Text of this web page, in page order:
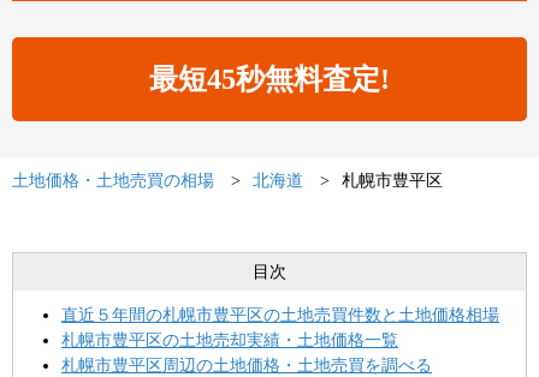
土地価格・土地売買の相場 北海道 札幌市豊平区
目次
直近５年間の札幌市豊平区の土地売買件数と土地価格相場
札幌市豊平区の土地売却実績・土地価格一覧
札幌市豊平区周辺の土地価格・土地売買を調べる